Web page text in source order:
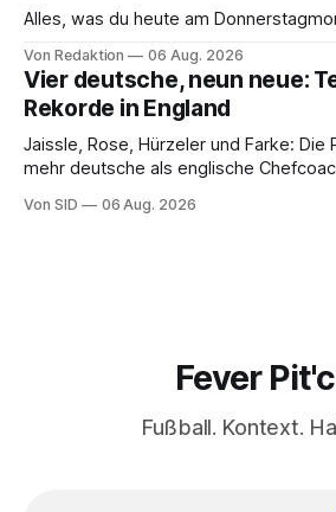
Alles, was du heute am
Von Redaktion 06 Aug. 2026
Vier deutsche, neun neue:
Rekorde in England
Jaissle, Rose, Hürzeler und Farke: Die
mehr deutsche als englische
Von SID 06 Aug. 2026
Fever
Fußball. Kontext.